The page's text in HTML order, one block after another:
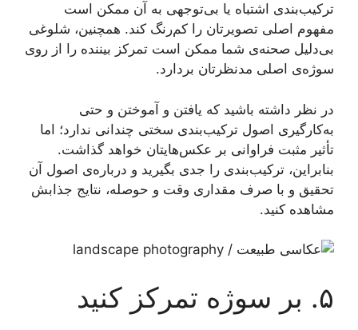
ترکیب‌بندی اشتباه یا بی‌توجهی به آن ممکن است
مفهوم اصلی تصویرتان را کم‌رنگ کند. همچنین، شلوغی
بی‌دلیل صحنه‌ی شما ممکن است تمرکز بیننده را از روی
سوژه‌ی اصلی مدنظرتان بردارد.
در نظر داشته باشید که یافتن و آموختن و حتی
به‌کارگیری اصول ترکیب‌بندی سختی چندانی ندارد؛ اما
تأثیر مثبت فراوانی بر عکس‌هایتان خواهد گذاشت.
بنابراین، ترکیب‌بندی را جدی بگیرید و درباره‌ی اصول آن
تحقیق و با صرف مقداری وقت و حوصله، نتایج جذابش
مشاهده کنید.
۵. بر سوژه تمرکز کنید